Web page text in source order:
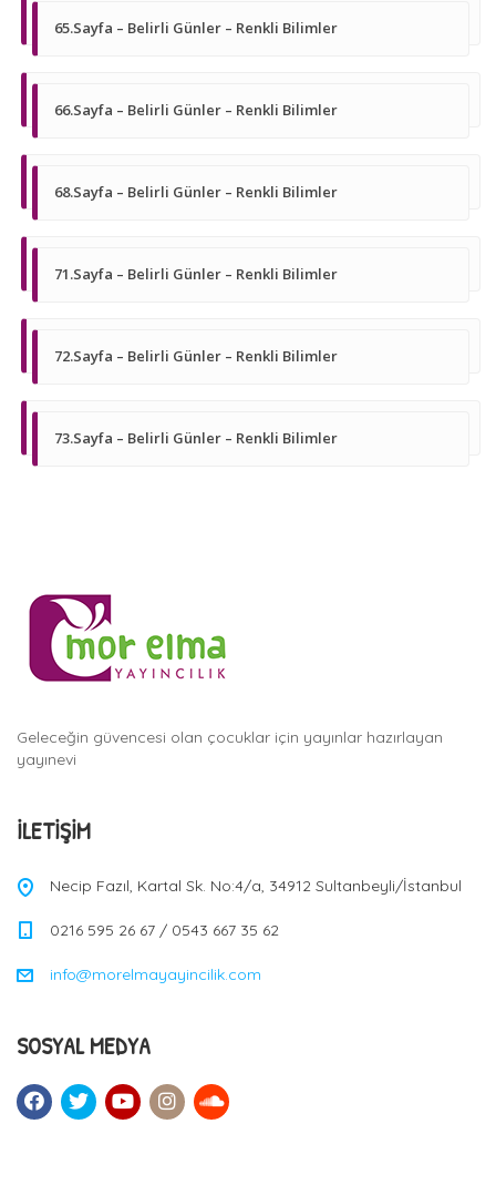
65.Sayfa – Belirli Günler – Renkli Bilimler
66.Sayfa – Belirli Günler – Renkli Bilimler
68.Sayfa – Belirli Günler – Renkli Bilimler
71.Sayfa – Belirli Günler – Renkli Bilimler
72.Sayfa – Belirli Günler – Renkli Bilimler
73.Sayfa – Belirli Günler – Renkli Bilimler
Geleceğin güvencesi olan çocuklar için yayınlar hazırlayan
yayınevi
İLETIŞIM
Necip Fazıl, Kartal Sk. No:4/a, 34912 Sultanbeyli/İstanbul
0216 595 26 67 / 0543 667 35 62
info@morelmayayincilik.com
SOSYAL MEDYA